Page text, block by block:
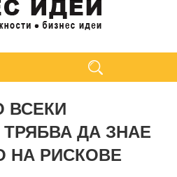
ВСЕКИ
ДА ЗНАЕ
НА РИСКОВЕ